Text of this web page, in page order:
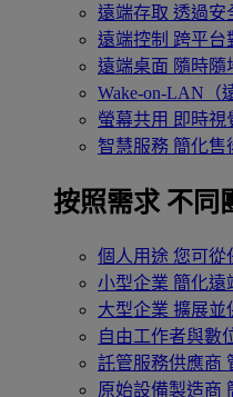
遠端存取 透過安
遠端控制 跨平台
遠端桌面 隨時隨
Wake-on-LAN（
螢幕共用 即時視
智慧服務 簡化售
按照需求 不同
個人用途 您可從
小型企業 簡化遠
大型企業 擴展並
自由工作者與數
託管服務供應商
原始設備製造商